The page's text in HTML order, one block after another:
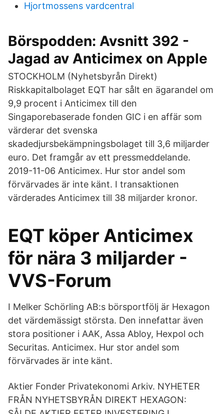
Hjortmossens vardcentral
‎Börspodden: Avsnitt 392 -
Jagad av Anticimex on Apple
STOCKHOLM (Nyhetsbyrån Direkt)
Riskkapitalbolaget EQT har sålt en ägarandel om
9,9 procent i Anticimex till den
Singaporebaserade fonden GIC i en affär som
värderar det svenska
skadedjursbekämpningsbolaget till 3,6 miljarder
euro. Det framgår av ett pressmeddelande.
2019-11-06 Anticimex. Hur stor andel som
förvärvades är inte känt. I transaktionen
värderades Anticimex till 38 miljarder kronor.
EQT köper Anticimex
för nära 3 miljarder -
VVS-Forum
I Melker Schörling AB:s börsportfölj är Hexagon
det värdemässigt största. Den innefattar även
stora positioner i AAK, Assa Abloy, Hexpol och
Securitas. Anticimex. Hur stor andel som
förvärvades är inte känt.
Aktier Fonder Privatekonomi Arkiv. NYHETER
FRÅN NYHETSBYRÅN DIREKT HEXAGON: